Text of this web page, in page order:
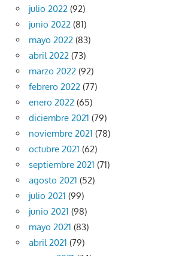
julio 2022 (92)
junio 2022 (81)
mayo 2022 (83)
abril 2022 (73)
marzo 2022 (92)
febrero 2022 (77)
enero 2022 (65)
diciembre 2021 (79)
noviembre 2021 (78)
octubre 2021 (62)
septiembre 2021 (71)
agosto 2021 (52)
julio 2021 (99)
junio 2021 (98)
mayo 2021 (83)
abril 2021 (79)